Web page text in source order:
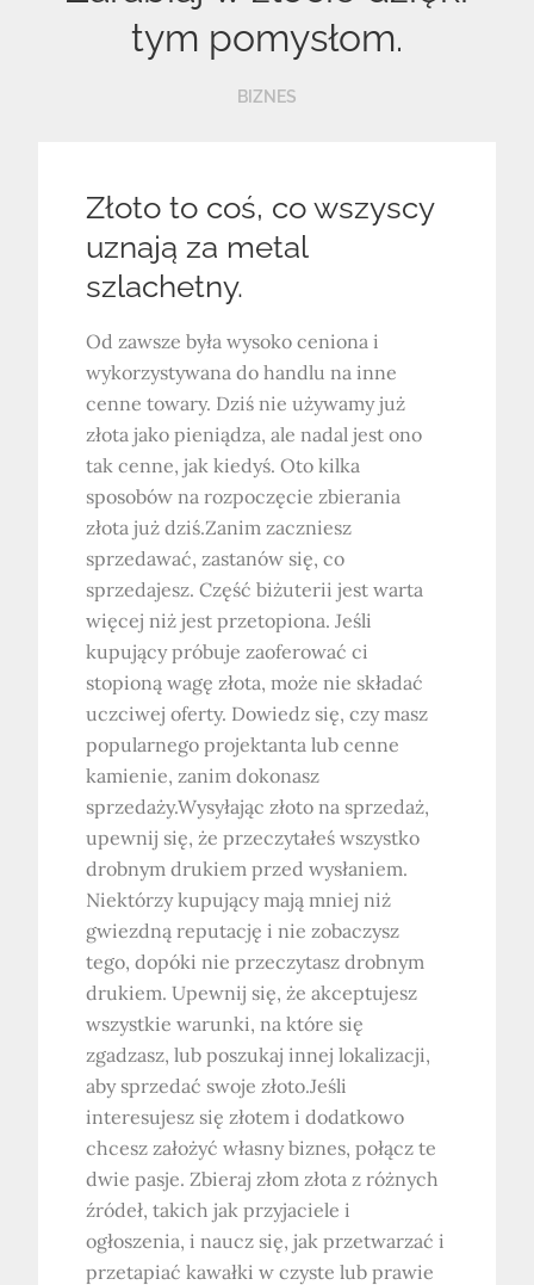
tym pomysłom.
BIZNES
Złoto to coś, co wszyscy
uznają za metal
szlachetny.
Od zawsze była wysoko ceniona i
wykorzystywana do handlu na inne
cenne towary. Dziś nie używamy już
złota jako pieniądza, ale nadal jest ono
tak cenne, jak kiedyś. Oto kilka
sposobów na rozpoczęcie zbierania
złota już dziś.Zanim zaczniesz
sprzedawać, zastanów się, co
sprzedajesz. Część biżuterii jest warta
więcej niż jest przetopiona. Jeśli
kupujący próbuje zaoferować ci
stopioną wagę złota, może nie składać
uczciwej oferty. Dowiedz się, czy masz
popularnego projektanta lub cenne
kamienie, zanim dokonasz
sprzedaży.Wysyłając złoto na sprzedaż,
upewnij się, że przeczytałeś wszystko
drobnym drukiem przed wysłaniem.
Niektórzy kupujący mają mniej niż
gwiezdną reputację i nie zobaczysz
tego, dopóki nie przeczytasz drobnym
drukiem. Upewnij się, że akceptujesz
wszystkie warunki, na które się
zgadzasz, lub poszukaj innej lokalizacji,
aby sprzedać swoje złoto.Jeśli
interesujesz się złotem i dodatkowo
chcesz założyć własny biznes, połącz te
dwie pasje. Zbieraj złom złota z różnych
źródeł, takich jak przyjaciele i
ogłoszenia, i naucz się, jak przetwarzać i
przetapiać kawałki w czyste lub prawie